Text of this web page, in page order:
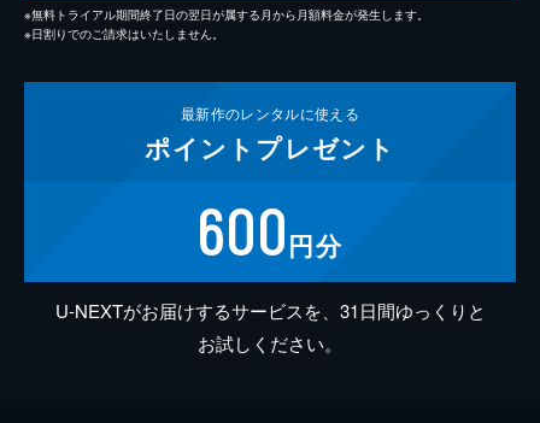
※無料トライアル期間終了日の翌日が属する月から月額料金が発生します。
※日割りでのご請求はいたしません。
最新作のレンタルに使える
ポイント プレゼント
600円分
U-NEXTがお届けするサービスを、31日間ゆっくりと
お試しください。